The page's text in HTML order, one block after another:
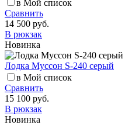
в Мой список
Сравнить
14 500 руб.
В рюкзак
Новинка
Лодка Муссон S-240 серый
в Мой список
Сравнить
15 100 руб.
В рюкзак
Новинка